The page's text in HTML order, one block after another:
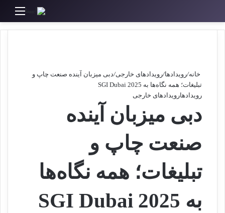
خانه/رویدادها/رویدادهای خارجی/دبی میزبان آینده صنعت چاپ و
تبلیغات؛ همه نگاه‌ها به SGI Dubai 2025
رویدادهارویدادهای خارجی
دبی میزبان آینده
صنعت چاپ و
تبلیغات؛ همه نگاه‌ها
به SGI Dubai 2025